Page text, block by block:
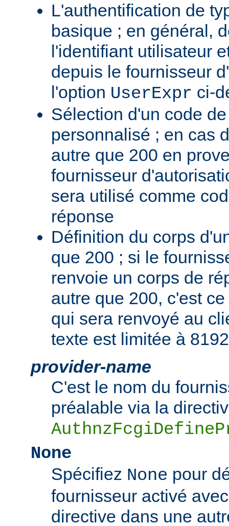
L'authentification de
basique ; en général,
l'identifiant utilisateur
depuis le fournisseur
l'option UserExpr ci-
Sélection d'un code
personnalisé ; en cas
autre que 200 en
fournisseur
sera utilisé comme
réponse
Définition du corps
que 200 ; si le
renvoie un corps de
autre que 200, c'est
qui sera renvoyé au
texte est limitée à
provider-name
C'est le nom du
préalable via la
None
Spécifiez None pour
fournisseur activé
directive dans une